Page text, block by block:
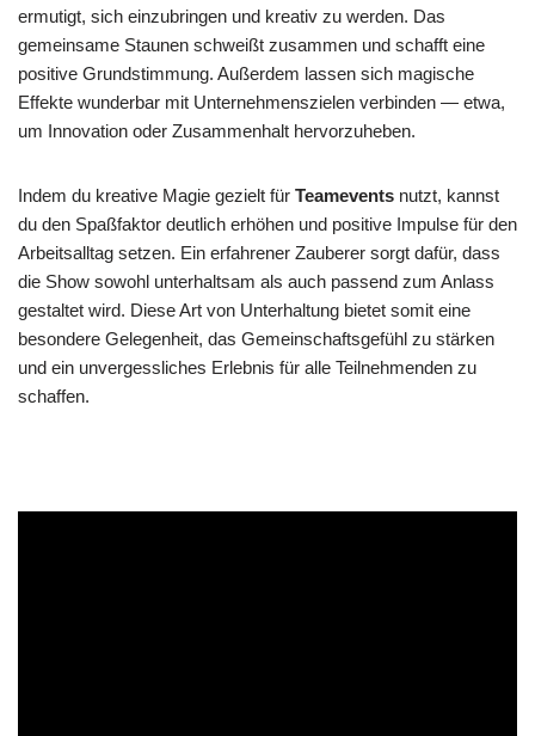
ermutigt, sich einzubringen und kreativ zu werden. Das
gemeinsame Staunen schweißt zusammen und schafft eine
positive Grundstimmung. Außerdem lassen sich magische
Effekte wunderbar mit Unternehmenszielen verbinden — etwa,
um Innovation oder Zusammenhalt hervorzuheben.
Indem du kreative Magie gezielt für Teamevents nutzt, kannst
du den Spaßfaktor deutlich erhöhen und positive Impulse für den
Arbeitsalltag setzen. Ein erfahrener Zauberer sorgt dafür, dass
die Show sowohl unterhaltsam als auch passend zum Anlass
gestaltet wird. Diese Art von Unterhaltung bietet somit eine
besondere Gelegenheit, das Gemeinschaftsgefühl zu stärken
und ein unvergessliches Erlebnis für alle Teilnehmenden zu
schaffen.